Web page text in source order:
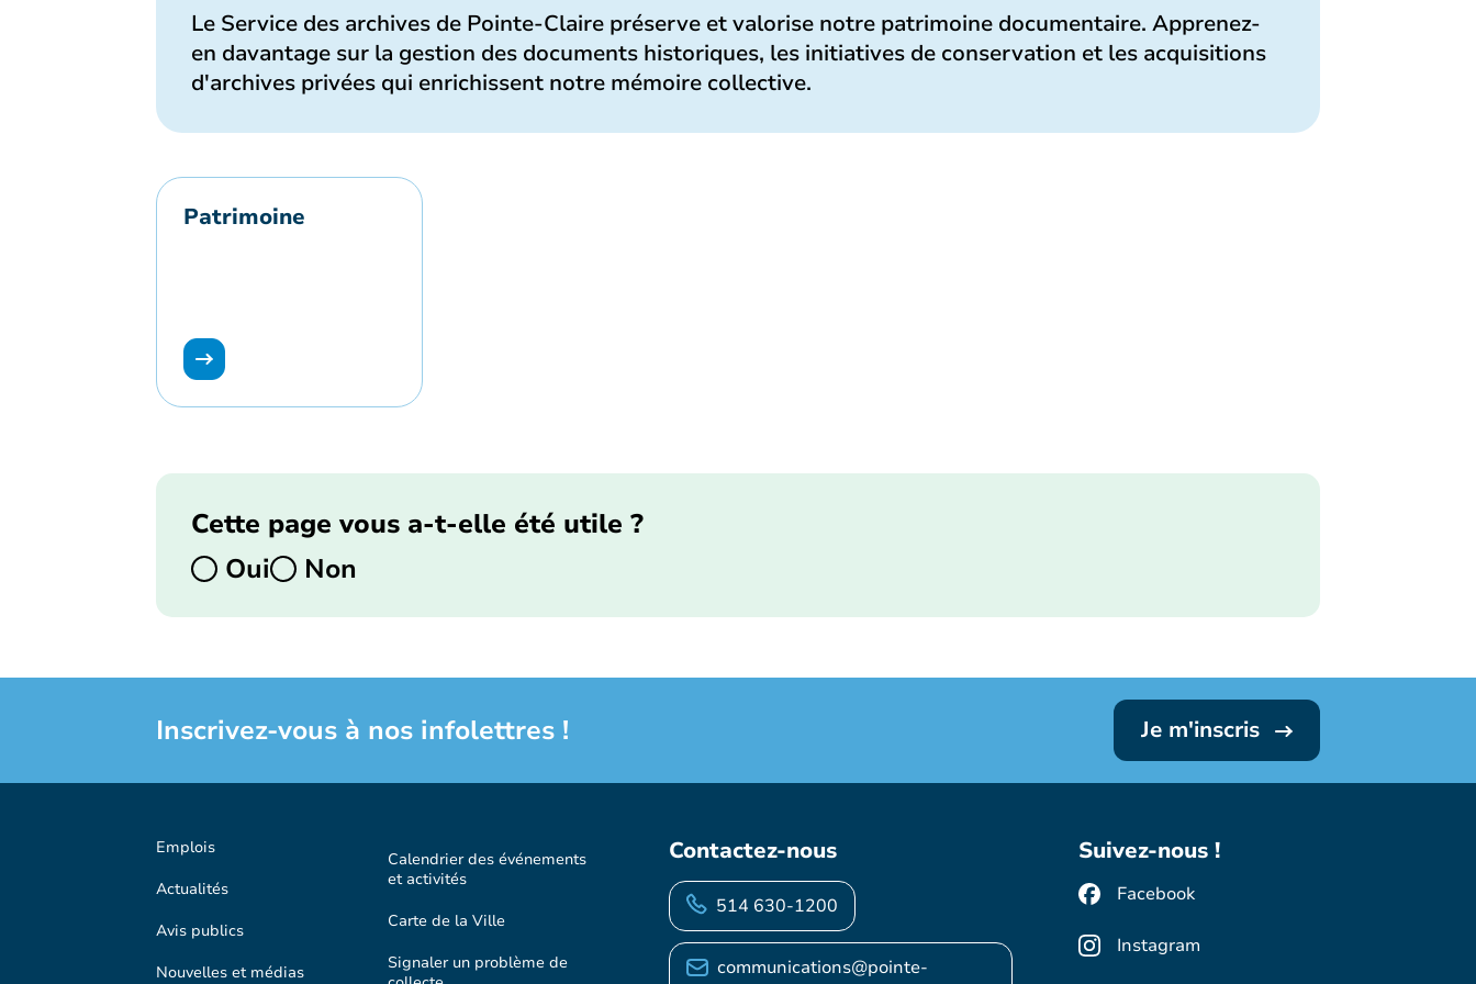
Le Service des archives de Pointe-Claire préserve et valorise notre patrimoine documentaire. Apprenez-
en davantage sur la gestion des documents historiques, les initiatives de conservation et les acquisitions
d'archives privées qui enrichissent notre mémoire collective.
Patrimoine
Cette page vous a-t-elle été utile ?
Oui
Non
Inscrivez-vous à nos infolettres ! Je m'inscris
Emplois
Actualités
Avis publics
Nouvelles et médias
Calendrier des événements
et activités
Carte de la Ville
Signaler un problème de
Contactez-nous
514 630-1200
communications@pointe-
Suivez-nous !
Facebook
Instagram